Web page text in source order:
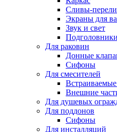
Сливы-
Экраны для
Звук и свет
Для раковин
Донные
Сифоны
Для смесителей
Встраиваемые
Внешние
Для душевых
Для поддонов
Сифоны
Для инсталляций